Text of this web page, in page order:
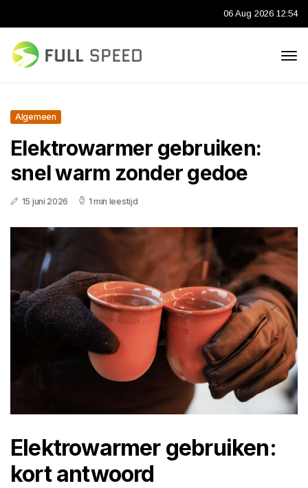
06 Aug 2026 12:54
Algemeen
Elektrowarmer gebruiken:
snel warm zonder gedoe
15 juni 2026 1 min leestijd
Elektrowarmer gebruiken:
kort antwoord